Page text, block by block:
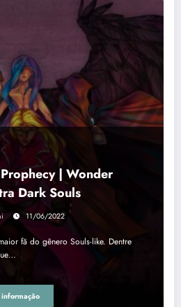
| Wonder
Dark Souls
11/06/2022
fã do gênero Souls-like. Dentre